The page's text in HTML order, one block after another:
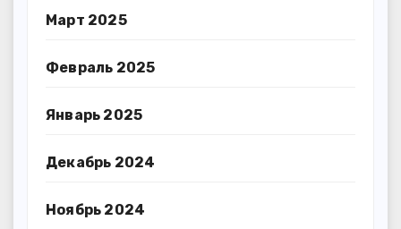
Март 2025
Февраль 2025
Январь 2025
Декабрь 2024
Ноябрь 2024